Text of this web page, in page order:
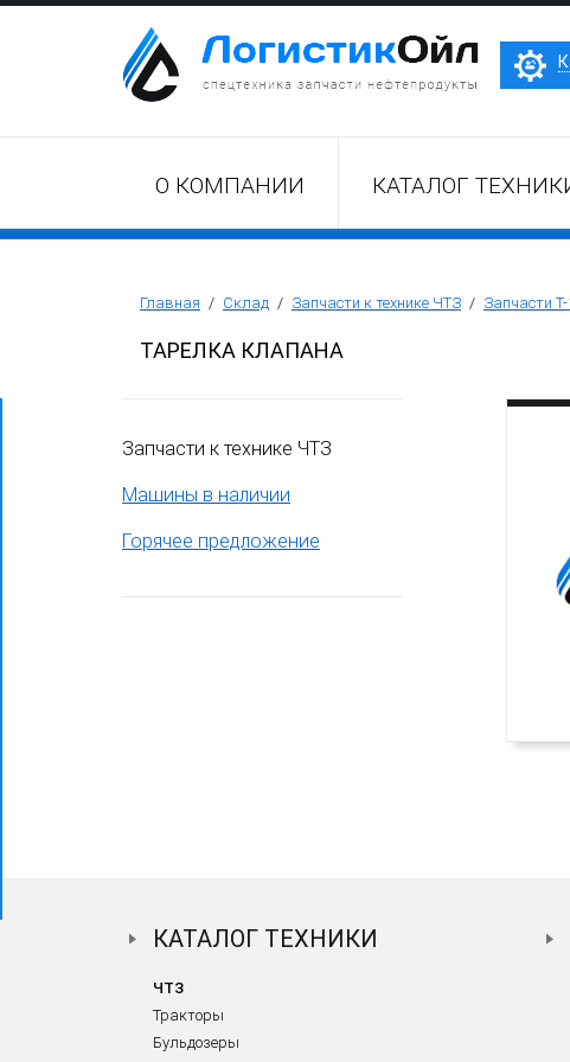
Бульдозер Б12
Трубоукладчики ТР12 /ТР20
О КОМПАНИИ КАТАЛОГ
Главная / Склад / Запчасти к технике ЧТЗ / Запчасти
ТАРЕЛКА КЛАПАНА
Запчасти к технике ЧТЗ
Машины в наличии
Горячее предложение
КАТАЛОГ ТЕХНИКИ
ЧТЗ
Тракторы
Бульдозеры